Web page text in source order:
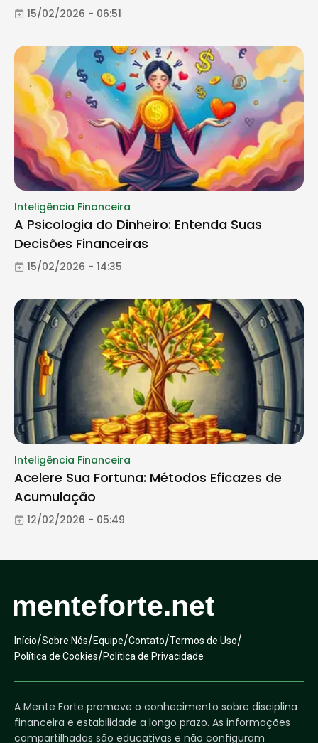
15/02/2026 - 06:51
Inteligência Financeira
A Psicologia do Dinheiro: Entenda Suas
Decisões Financeiras
15/02/2026 - 14:35
Inteligência Financeira
Acelere Sua Fortuna: Métodos Eficazes de
Acumulação
12/02/2026 - 05:49
Início/Sobre Nós/Equipe/Contato/Termos de Uso/
Política de Cookies/Política de Privacidade
A Mente Forte promove o conhecimento sobre disciplina
financeira e estabilidade a longo prazo. As informações
compartilhadas são educativas e não configuram